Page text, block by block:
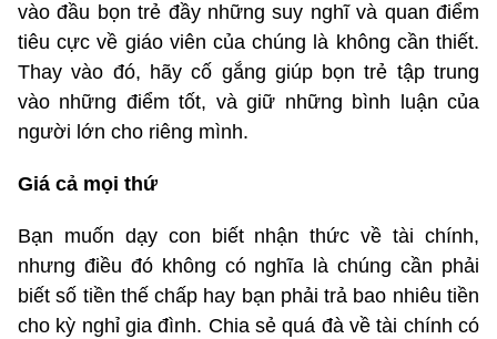
vào đầu bọn trẻ đầy những suy nghĩ và quan điểm
tiêu cực về giáo viên của chúng là không cần thiết.
Thay vào đó, hãy cố gắng giúp bọn trẻ tập trung
vào những điểm tốt, và giữ những bình luận của
người lớn cho riêng mình.
Giá cả mọi thứ
Bạn muốn dạy con biết nhận thức về tài chính,
nhưng điều đó không có nghĩa là chúng cần phải
biết số tiền thế chấp hay bạn phải trả bao nhiêu tiền
cho kỳ nghỉ gia đình. Chia sẻ quá đà về tài chính có